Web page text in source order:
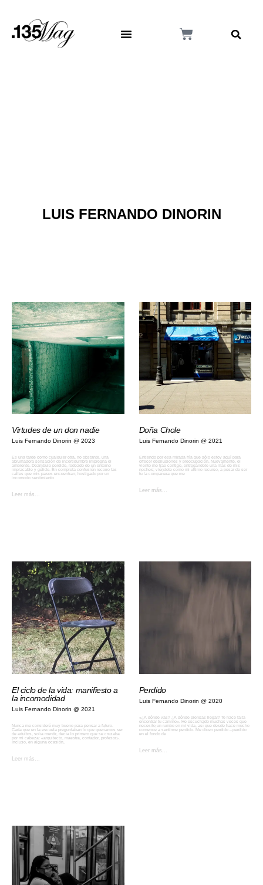
LUIS FERNANDO DINORIN
Virtudes de un don nadie
Luis Fernando Dinorin 2023
Es una tarde como cualquier otra, no obstante, una
abrumadora sensación de incertidumbre impregna el
ambiente. Deambulo perdido, rodeado de un entorno
implacable y gélido. En completa confusión recorro las
calles que mis pasos encuentran; hostigado por un
incómodo sentimiento
Leer más...
Doña Chole
Luis Fernando Dinorin 2021
Entiendo por esa mirada fría que sólo estoy aquí para
ofrecer desilusiones y preocupación. Nuevamente, el
viento me trae contigo, entregándote una más de mis
noches; viéndote cómo mi último recurso, a pesar de ser
tú la compañera que me
Leer más...
El ciclo de la vida: manifiesto a
la incomodidad
Luis Fernando Dinorin 2021
Nunca me consideré muy bueno para pensar a futuro.
Cada que en la escuela preguntaban lo que queríamos ser
de adultos, solía mentir, decía lo primero que se cruzaba
por mi cabeza: «arquitecto, maestra, contador, profesor».
Incluso, en alguna ocasión,
Leer más...
Perdido
Luis Fernando Dinorin 2020
«¿A dónde vas? ¿A dónde piensas llegar? Te hace falta
encontrar tu camino». He escuchado muchas veces que
necesito un rumbo en mi vida, así que desde hace mucho
comencé a sentirme perdido. Me dicen perdido…perdido
en el fondo de
Leer más...